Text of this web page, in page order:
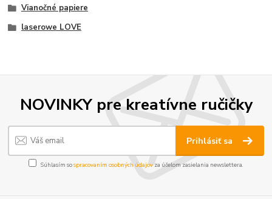
Vianočné papiere
laserowe LOVE
NOVINKY pre kreatívne ručičky
Prihlásiť sa
Súhlasím sospracovaním osobných údajov za účelom zasielania newslettera.